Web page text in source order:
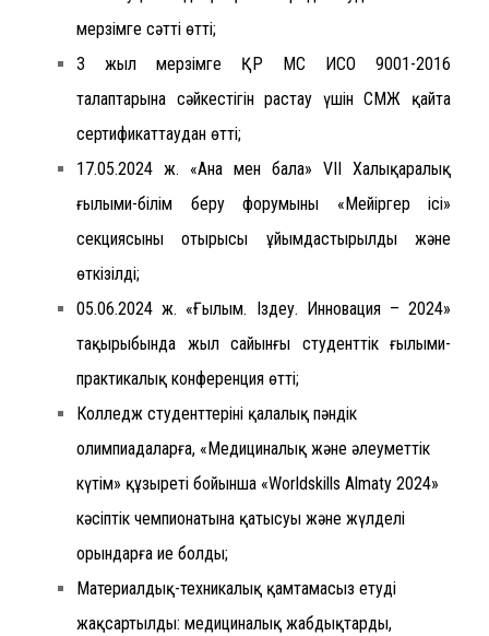
мерзімге сәтті өтті;
3 жыл мерзімге ҚР МС ИСО 9001-2016
талаптарына сәйкестігін растау үшін СМЖ қайта
сертификаттаудан өтті;
17.05.2024 ж. «Ана мен бала» VII Халықаралық
ғылыми-білім беру форумының «Мейіргер ісі»
секциясының отырысы ұйымдастырылды және
өткізілді;
05.06.2024 ж. «Ғылым. Іздеу. Инновация – 2024»
тақырыбында жыл сайынғы студенттік ғылыми-
практикалық конференция өтті;
Колледж студенттерінің қалалық пәндік
олимпиадаларға, «Медициналық және әлеуметтік
күтім» құзыреті бойынша «Worldskills Almaty 2024»
кәсіптік чемпионатына қатысуы және жүлделі
орындарға ие болды;
Материалдық-техникалық қамтамасыз етуді
жақсартылды: медициналық жабдықтарды,